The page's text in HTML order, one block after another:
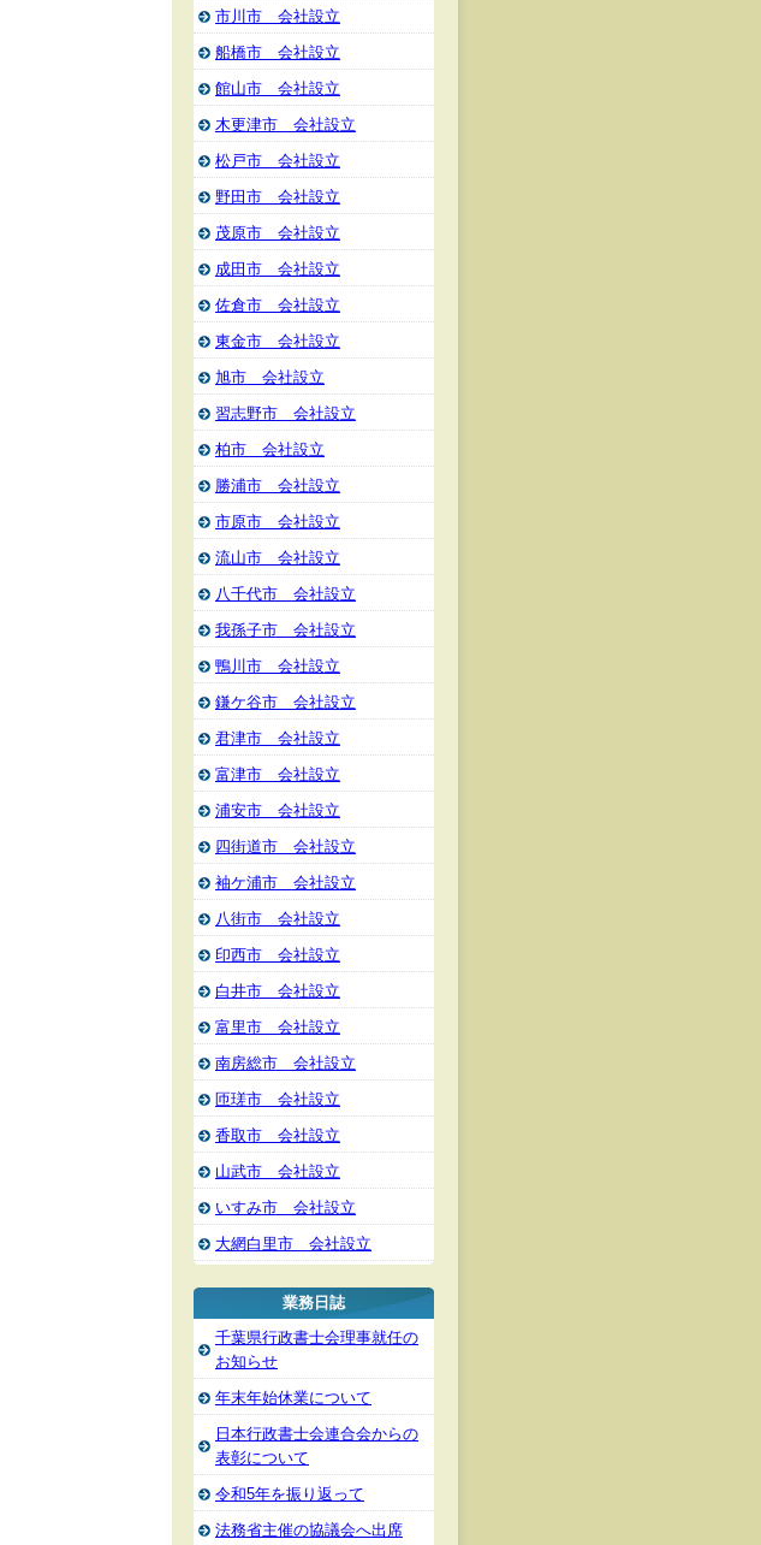
市川市 会社設立
船橋市 会社設立
館山市 会社設立
木更津市 会社設立
松戸市 会社設立
野田市 会社設立
茂原市 会社設立
成田市 会社設立
佐倉市 会社設立
東金市 会社設立
旭市 会社設立
習志野市 会社設立
柏市 会社設立
勝浦市 会社設立
市原市 会社設立
流山市 会社設立
八千代市 会社設立
我孫子市 会社設立
鴨川市 会社設立
鎌ケ谷市 会社設立
君津市 会社設立
富津市 会社設立
浦安市 会社設立
四街道市 会社設立
袖ケ浦市 会社設立
八街市 会社設立
印西市 会社設立
白井市 会社設立
富里市 会社設立
南房総市 会社設立
匝瑳市 会社設立
香取市 会社設立
山武市 会社設立
いすみ市 会社設立
大網白里市 会社設立
業務日誌
千葉県行政書士会理事就任の
お知らせ
年末年始休業について
日本行政書士会連合会からの
表彰について
令和5年を振り返って
法務省主催の協議会へ出席